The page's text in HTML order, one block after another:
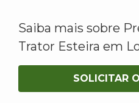
Saiba mais sobre
Trator Esteira em
SOLICITAR